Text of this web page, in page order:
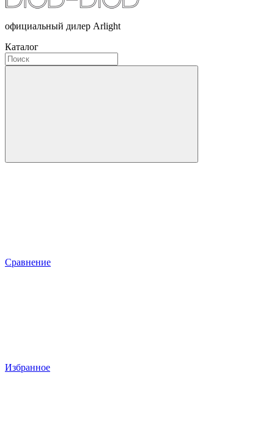
официальный дилер Arlight
Каталог
Сравнение
Избранное